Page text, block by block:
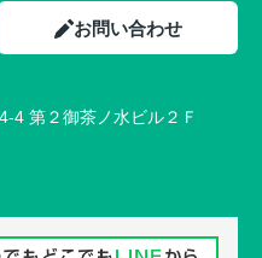
お問い合わせ
4 第２御茶ノ水ビル２Ｆ